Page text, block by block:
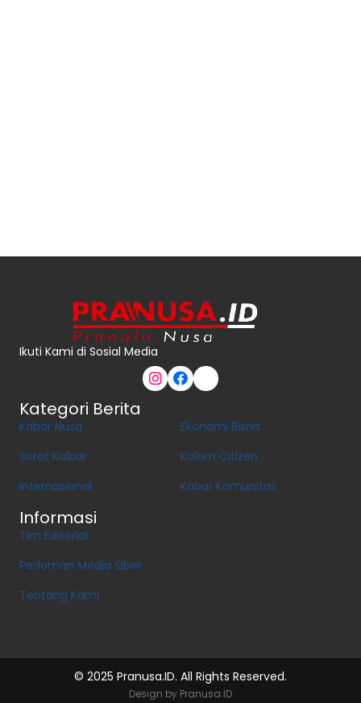
Ikuti Kami di Sosial Media
Kategori Berita
Kabar Nusa
Sorot Kalbar
Internasional
Ekonomi Bisnis
Kolom Citizen
Kabar Komunitas
Informasi
Tim Editorial
Pedoman Media Siber
Tentang Kami
© 2025 Pranusa.ID. All Rights Reserved.
Design by Pranusa.ID